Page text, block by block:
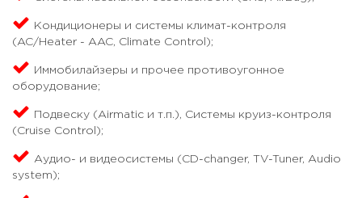
Кондиционеры и системы климат-контроля
(AC/Heater - AAC, Climate Control);
Иммобилайзеры и прочее противоугонное
оборудование;
Подвеску (Airmatic и т.п.), Системы круиз-контроля
(Cruise Control);
Аудио- и видеосистемы (CD-changer, TV-Tuner, Audio
system);